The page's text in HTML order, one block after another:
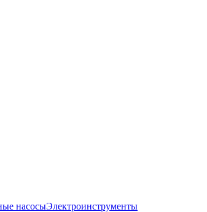
насосыЭлектроинструменты